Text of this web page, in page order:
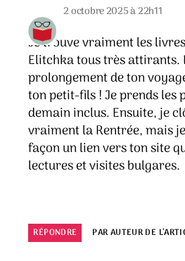
2 octobre 2025 à 22h11
Je trouve vraiment les
Elitchka tous très attirants.
prolongement de ton
ton petit-fils ! Je prends les
demain inclus. Ensuite, je
vraiment la Rentrée, mais
façon un lien vers ton site
lectures et visites bulgares.
RÉPONDRE PAR AUTEUR DE